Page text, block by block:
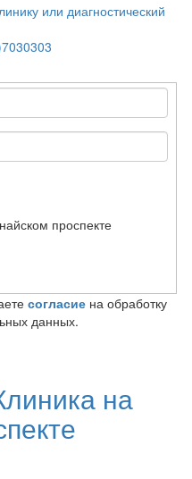
или диагностический
проспекте
согласиена обработку
данных.
на